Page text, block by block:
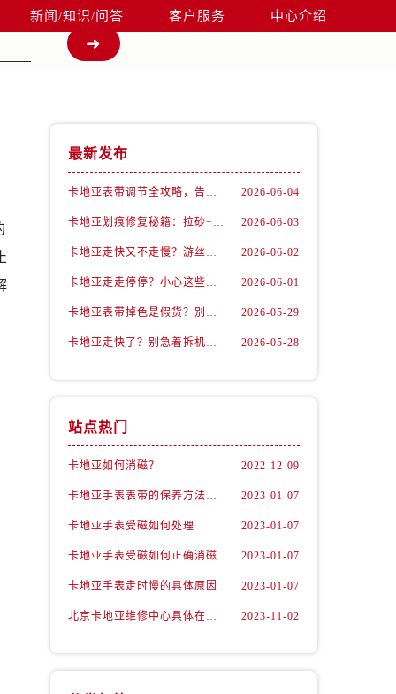
新闻/知识/问答 客户服务 中心介绍
最新发布
卡地亚表带调节全攻略，告别过短烦恼 2026-06-04
卡地亚划痕修复秘籍：拉砂+抛光双工艺还原如新 2026-06-03
卡地亚走快又不走慢？游丝问题你了解多少？ 2026-06-02
卡地亚走走停停？小心这些隐藏杀手 2026-06-01
卡地亚表带掉色是假货？别急，可能是这些日常习惯惹的祸 2026-05-29
卡地亚走快了？别急着拆机，先做这一步 2026-05-28
站点热门
卡地亚如何消磁？ 2022-12-09
卡地亚手表表带的保养方法有哪些？ 2023-01-07
卡地亚手表受磁如何处理 2023-01-07
卡地亚手表受磁如何正确消磁 2023-01-07
卡地亚手表走时慢的具体原因 2023-01-07
北京卡地亚维修中心具体在哪里？ 2023-11-02